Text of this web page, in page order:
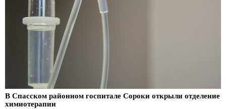
В Спасском районном госпитале Сороки открыли отделение
химиотерапии